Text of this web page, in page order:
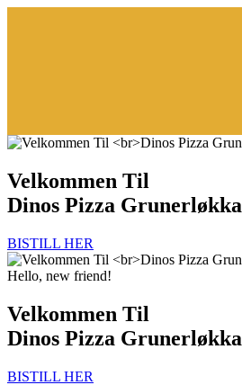
Velkommen Til
Dinos Pizza Grunerløkka
BISTILL HER
Hello, new friend!
Velkommen Til
Dinos Pizza Grunerløkka
BISTILL HER